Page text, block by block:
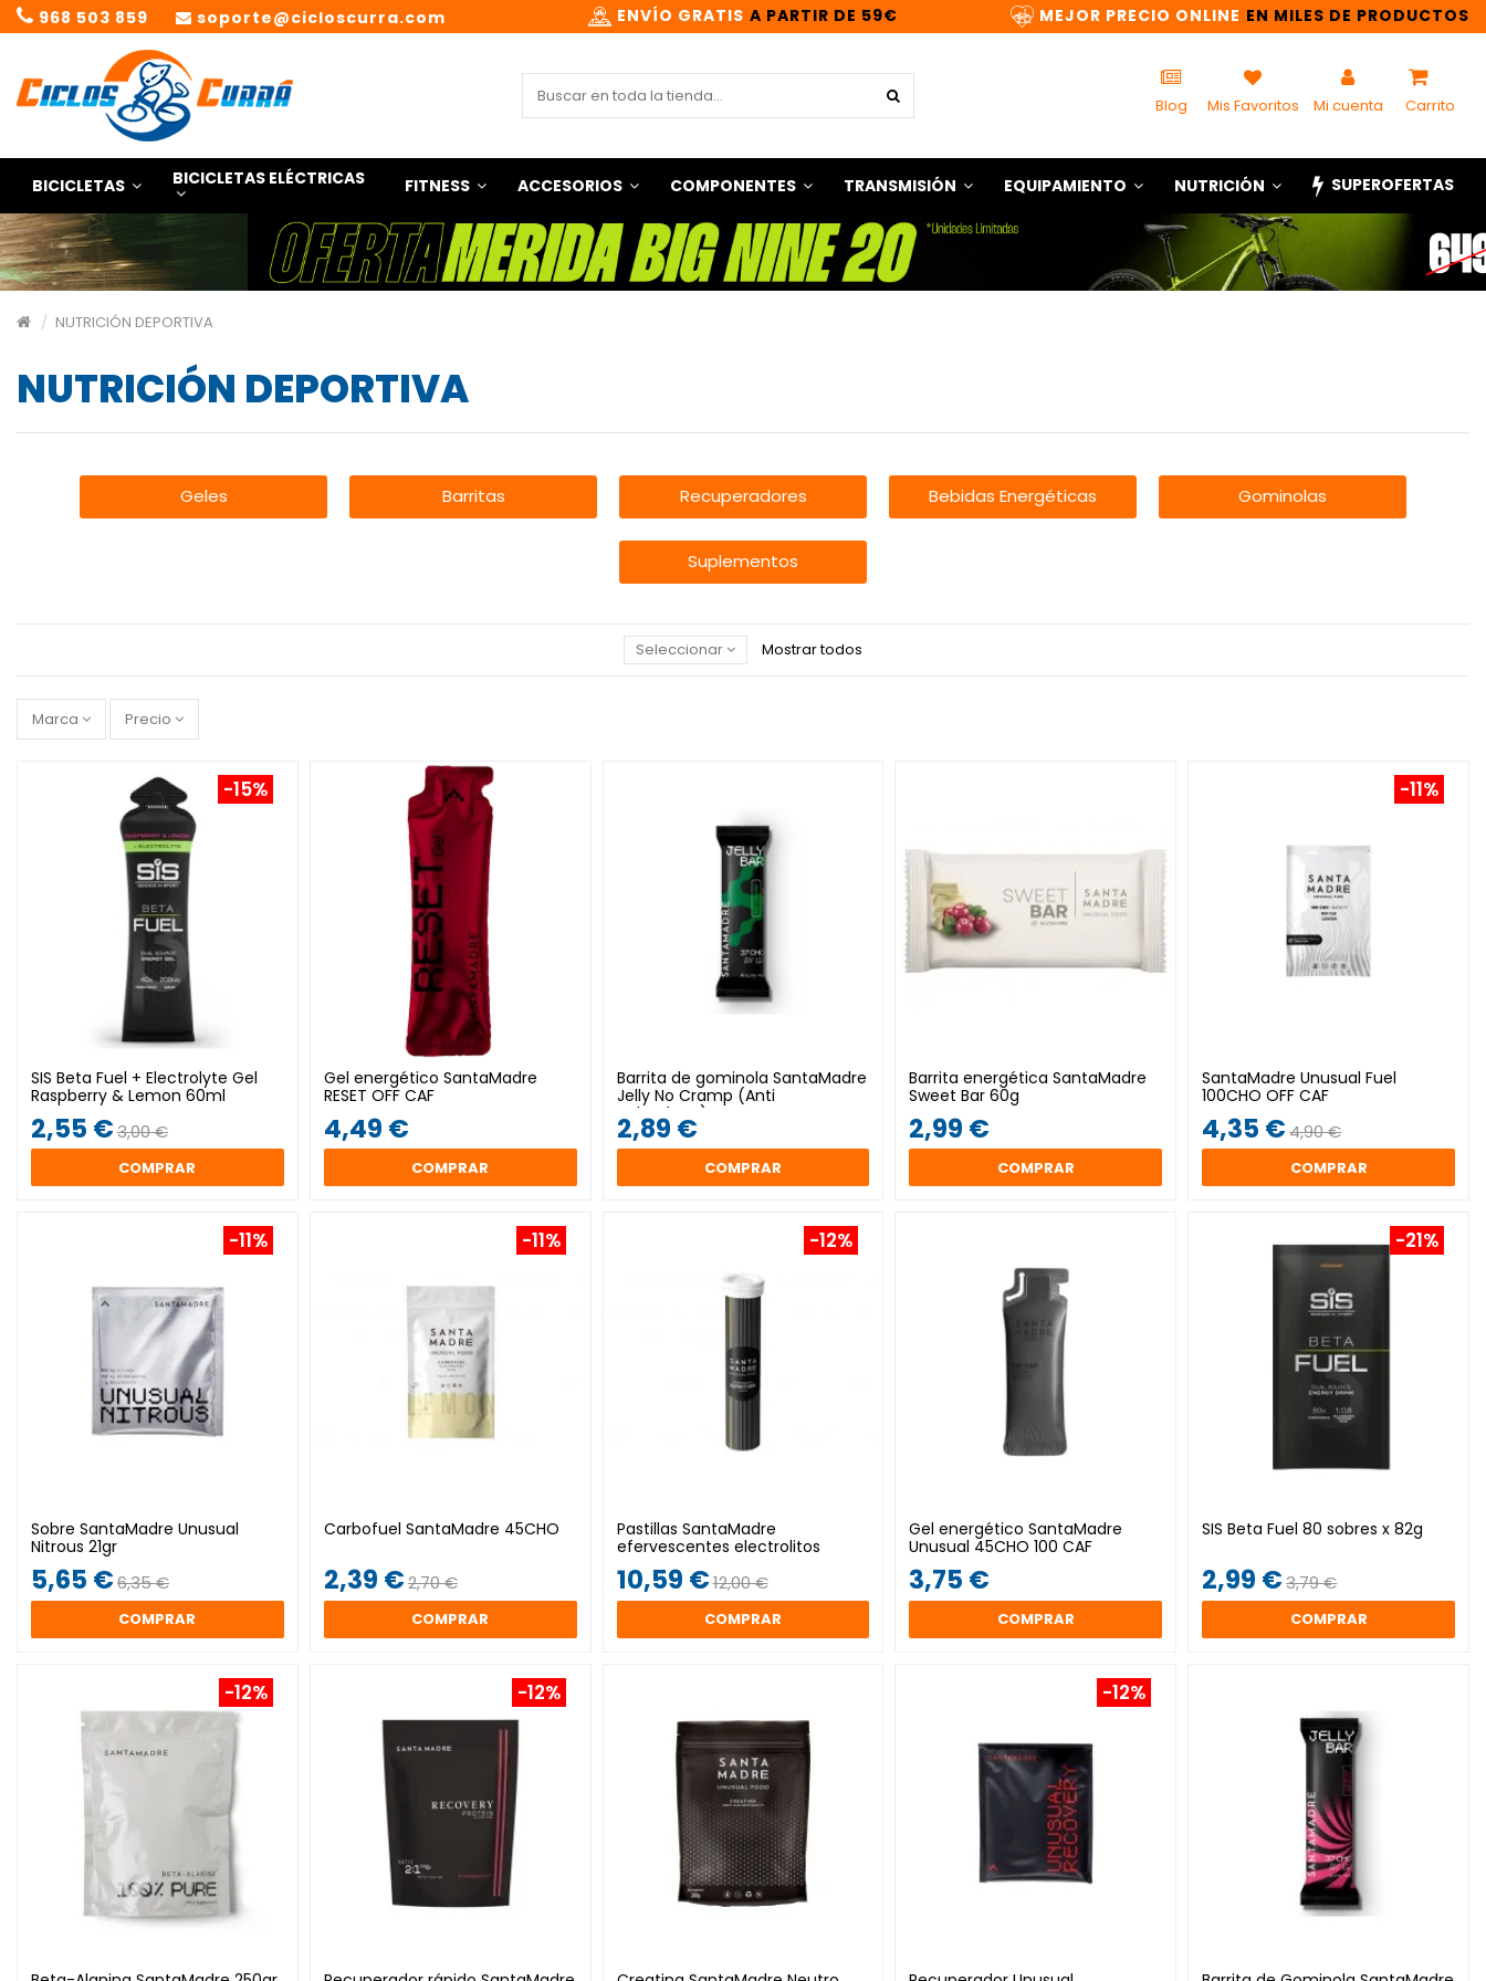
968 503 859 soporte@cicloscurra.com ENVÍO GRATIS A PARTIR DE 59€ MEJOR PRECIO ONLINE EN MILES DE PRODUCTOS
Blog Mis Favoritos Mi cuenta Carrito
BICICLETAS BICICLETAS ELÉCTRICAS FITNESS ACCESORIOS COMPONENTES TRANSMISIÓN EQUIPAMIENTO NUTRICIÓN SUPEROFERTAS
NUTRICIÓN DEPORTIVA
NUTRICIÓN DEPORTIVA
Geles Barritas Recuperadores Bebidas Energéticas Gominolas
Suplementos
Seleccionar Mostrar todos
Marca Precio
-15%
SIS Beta Fuel + Electrolyte Gel
Raspberry & Lemon 60ml
2,55 €3,00 €
COMPRAR
Gel energético SantaMadre
RESET OFF CAF
4,49 €
COMPRAR
Barrita de gominola SantaMadre
Jelly No Cramp (Anti
calambres)
2,89 €
COMPRAR
Barrita energética SantaMadre
Sweet Bar 60g
2,99 €
COMPRAR
-11%
SantaMadre Unusual Fuel
100CHO OFF CAF
4,35 €4,90 €
COMPRAR
-11%
Sobre SantaMadre Unusual
Nitrous 21gr
5,65 €6,35 €
COMPRAR
-11%
Carbofuel SantaMadre 45CHO
2,39 €2,70 €
COMPRAR
-12%
Pastillas SantaMadre
efervescentes electrolitos
10,59 €12,00 €
COMPRAR
Gel energético SantaMadre
Unusual 45CHO 100 CAF
3,75 €
COMPRAR
-21%
SIS Beta Fuel 80 sobres x 82g
2,99 €3,79 €
COMPRAR
-12% -12% -12%